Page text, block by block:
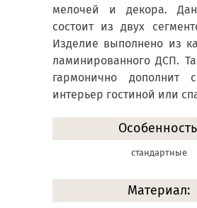
мелочей и декора.
состоит из двух
Изделие выполнено из
ламинированного ДСП.
гармонично дополнит
интерьер гостиной или
стандартные
Материал: